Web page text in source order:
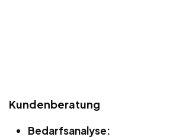
Kundenberatung
Bedarfsanalyse: